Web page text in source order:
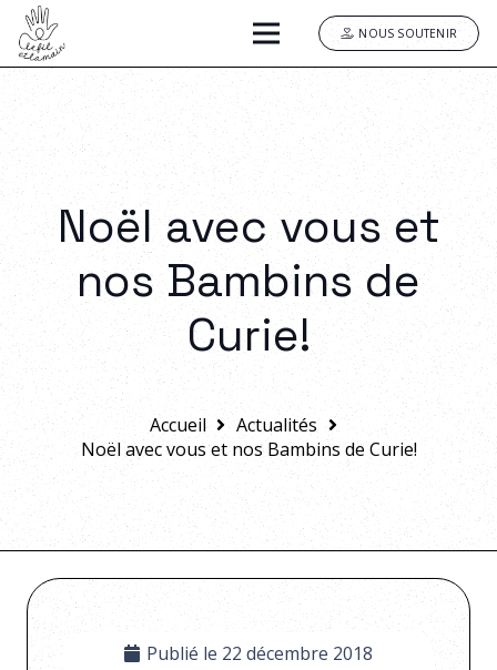
NOUS SOUTENIR
Noël avec vous et
nos Bambins de
Curie!
Accueil
Actualités
Noël avec vous et nos Bambins de Curie!
Publié le 22 décembre 2018